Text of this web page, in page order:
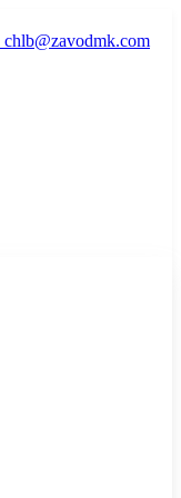
chlb@zavodmk.com